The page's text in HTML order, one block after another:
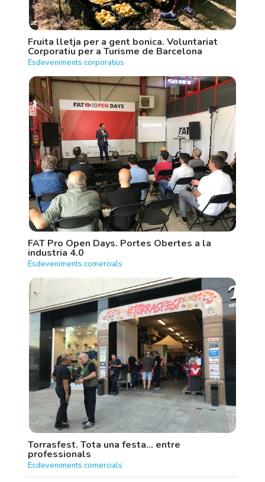
Fruita lletja per a gent bonica. Voluntariat
Corporatiu per a Turisme de Barcelona
Esdeveniments corporatius
FAT Pro Open Days. Portes Obertes a la
industria 4.0
Esdeveniments comercials
Torrasfest. Tota una festa… entre
professionals
Esdeveniments comercials